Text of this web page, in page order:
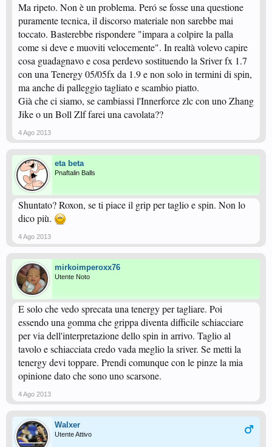
Ma ripeto. Non è un problema. Peró se fosse una questione
puramente tecnica, il discorso materiale non sarebbe mai
toccato. Basterebbe rispondere "impara a colpire la palla
come si deve e muoviti velocemente". In realtà volevo capire
cosa guadagnavo e cosa perdevo sostituendo la Sriver fx 1.7
con una Tenergy 05/05fx da 1.9 e non solo in termini di spin,
ma anche di palleggio tagliato e scambio piatto.
Già che ci siamo, se cambiassi l'Innerforce zlc con uno Zhang
Jike o un Boll Zlf farei una cavolata??
4 Ago 2013
eta beta
Pnaftalin Balls
Shuntato? Roxon, se ti piace il grip per taglio e spin. Non lo
dico più.
4 Ago 2013
mirkoimperoxx76
Utente Noto
E solo che vedo sprecata una tenergy per tagliare. Poi
essendo una gomma che grippa diventa difficile schiacciare
per via dell'interpretazione dello spin in arrivo. Taglio al
tavolo e schiacciata credo vada meglio la sriver. Se metti la
tenergy devi toppare. Prendi comunque con le pinze la mia
opinione dato che sono uno scarsone.
4 Ago 2013
Walxer
Utente Attivo